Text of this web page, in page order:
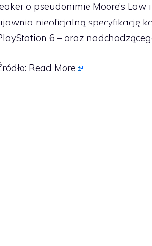
o pseudonimie Moore’s Law
nieoficjalną specyfikację
6 – oraz
Read More